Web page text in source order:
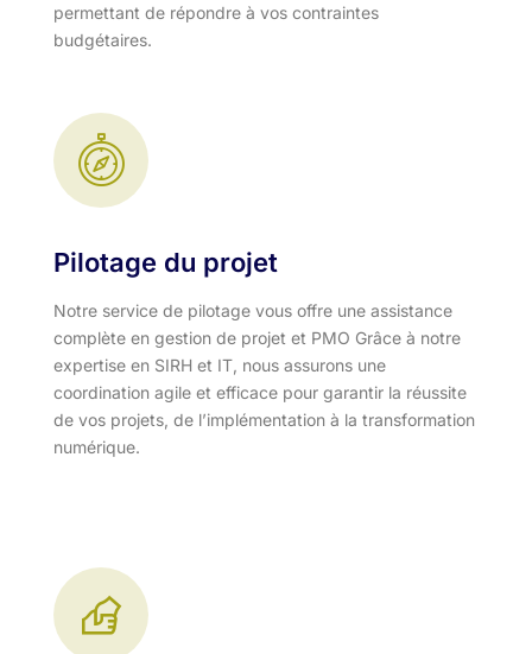
permettant de répondre à vos contraintes
budgétaires.
Pilotage du projet
Notre service de pilotage vous offre une assistance
complète en gestion de projet et PMO Grâce à notre
expertise en SIRH et IT, nous assurons une
coordination agile et efficace pour garantir la réussite
de vos projets, de l’implémentation à la transformation
numérique.